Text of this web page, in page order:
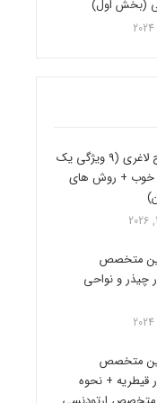
(بخش اول)
بهترین جراح لاغری (9 ویژگی یک
خوب + روش های
متخصص
چیذر و نواحی
متخصص
قیطریه + نحوه